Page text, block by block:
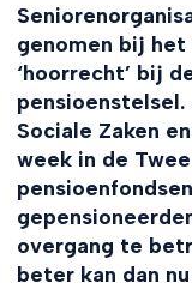
genomen bij
‘hoorrecht’ bij
Sociale Zaken
week in de
overgang te
beter kan dan